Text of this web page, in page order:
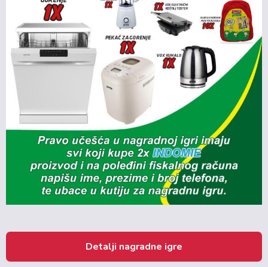
Detalji nagradne igre